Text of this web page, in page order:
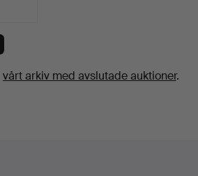
vårt arkiv med avslutade auktioner.